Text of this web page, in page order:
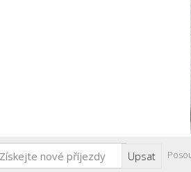
Upsat